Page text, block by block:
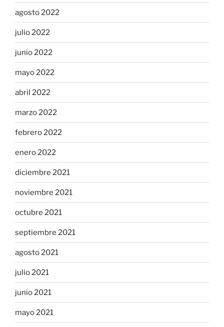
agosto 2022
julio 2022
junio 2022
mayo 2022
abril 2022
marzo 2022
febrero 2022
enero 2022
diciembre 2021
noviembre 2021
octubre 2021
septiembre 2021
agosto 2021
julio 2021
junio 2021
mayo 2021